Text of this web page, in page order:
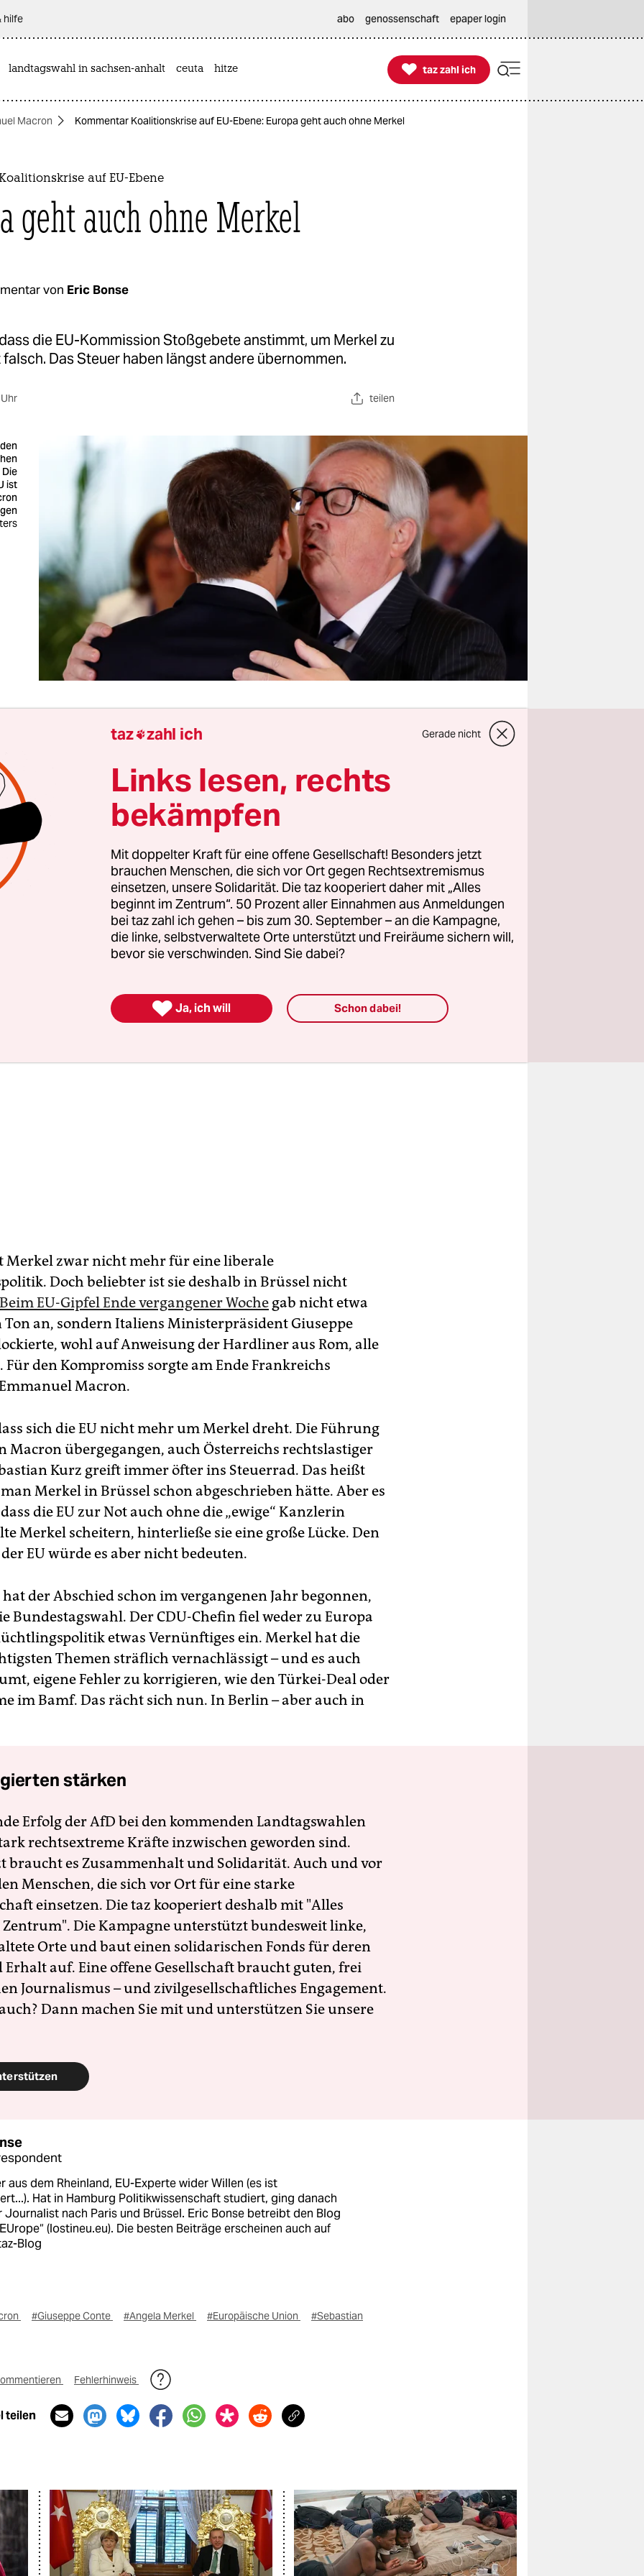
hilfe abo genossenschaft epaper login
landtagswahl in sachsen-anhalt ceuta hitze 
taz zahl ich
taz zahl ich
Macron Kommentar Koalitionskrise auf EU-Ebene: Europa geht auch ohne Merkel
auf EU-Ebene
geht auch ohne Merkel
von Eric Bonse
die EU-Kommission Stoßgebete anstimmt, um Merkel zu
Das Steuer haben längst andere übernommen.
teilen
ist
welche Krise? In Brüssel geht das Geschäft weiter, auch
Angela Merkel daheim in Berlin um die Macht kämpft.
meint, dass die EU-Kommission oder der Ministerrat
anstimmen, um Merkel zu retten, der liegt falsch.
die Kanzlerin in der EU längst nicht mehr unumstritten.
gelungen, einstige Widersacher wie Griechenlands
Tsipras auf ihre Seite zu ziehen. Doch seit der
2015 liegt Merkel mit halb Europa über Kreuz. Schon
die „Flüchtlingskanzlerin“ eine „Koalition der Willigen“
eine „europäische Lösung“ zu finden – vergeblich.
Merkel zwar nicht mehr für eine liberale
Doch beliebter ist sie deshalb in Brüssel nicht
Beim EU-Gipfel Ende vergangener Woche gab nicht etwa
Ton an, sondern Italiens Ministerpräsident Giuseppe
wohl auf Anweisung der Hardliner aus Rom, alle
Für den Kompromiss sorgte am Ende Frankreichs
Macron.
sich die EU nicht mehr um Merkel dreht. Die Führung
Macron übergegangen, auch Österreichs rechtslastiger
Kurz greift immer öfter ins Steuerrad. Das heißt
Merkel in Brüssel schon abgeschrieben hätte. Aber es
die EU zur Not auch ohne die „ewige“ Kanzlerin
Merkel scheitern, hinterließe sie eine große Lücke. Den
EU würde es aber nicht bedeuten.
der Abschied schon im vergangenen Jahr begonnen,
Bundestagswahl. Der CDU-Chefin fiel weder zu Europa
etwas Vernünftiges ein. Merkel hat die
Themen sträflich vernachlässigt – und es auch
eigene Fehler zu korrigieren, wie den Türkei-Deal oder
im Bamf. Das rächt sich nun. In Berlin – aber auch in
stärken
Erfolg der AfD bei den kommenden Landtagswahlen
rechtsextreme Kräfte inzwischen geworden sind.
braucht es Zusammenhalt und Solidarität. Auch und vor
Menschen, die sich vor Ort für eine starke
einsetzen. Die taz kooperiert deshalb mit "Alles
Die Kampagne unterstützt bundesweit linke,
Orte und baut einen solidarischen Fonds für deren
Erhalt auf. Eine offene Gesellschaft braucht guten, frei
Journalismus – und zivilgesellschaftliches Engagement.
Dann machen Sie mit und unterstützen Sie unsere
aus dem Rheinland, EU-Experte wider Willen (es ist
Hat in Hamburg Politikwissenschaft studiert, ging danach
Journalist nach Paris und Brüssel. Eric Bonse betreibt den Blog
(lostineu.eu). Die besten Beiträge erscheinen auch auf
Blog
#Giuseppe Conte #Angela Merkel #Europäische Union
#Sebastian
Fehlerhinweis
teilen
taz zahl ich Gerade nicht
Links lesen, rechts
bekämpfen
Mit doppelter Kraft für eine offene Gesellschaft! Besonders jetzt
brauchen Menschen, die sich vor Ort gegen Rechtsextremismus
einsetzen, unsere Solidarität. Die taz kooperiert daher mit „Alles
beginnt im Zentrum“. 50 Prozent aller Einnahmen aus Anmeldungen
bei taz zahl ich gehen – bis zum 30. September – an die Kampagne,
die linke, selbstverwaltete Orte unterstützt und Freiräume sichern will,
bevor sie verschwinden. Sind Sie dabei?
 Ja, ich will Schon dabei!